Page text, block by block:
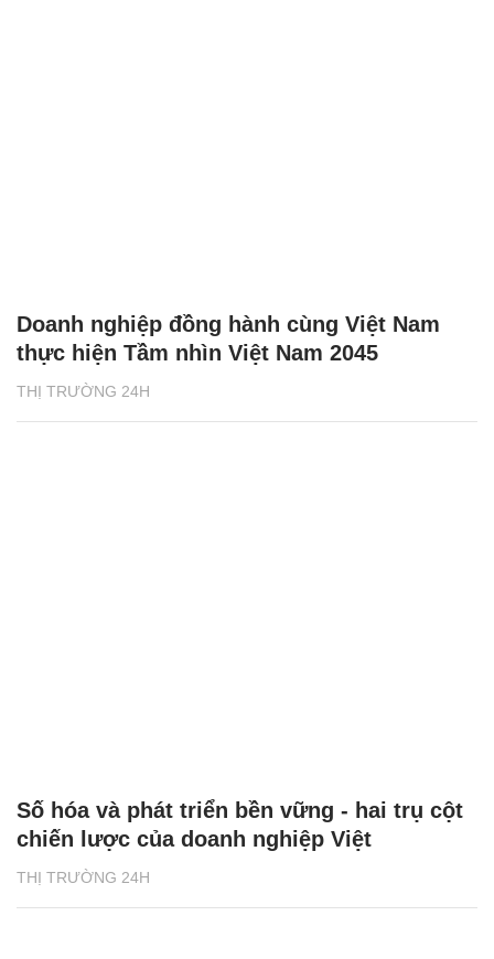
THỊ TRƯỜNG 24H
Doanh nghiệp đồng hành cùng Việt Nam
thực hiện Tầm nhìn Việt Nam 2045
THỊ TRƯỜNG 24H
Số hóa và phát triển bền vững - hai trụ cột
chiến lược của doanh nghiệp Việt